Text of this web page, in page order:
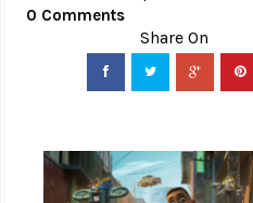
0 Comments